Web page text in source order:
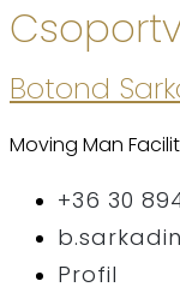
Botond
Moving
+36 30
Profil